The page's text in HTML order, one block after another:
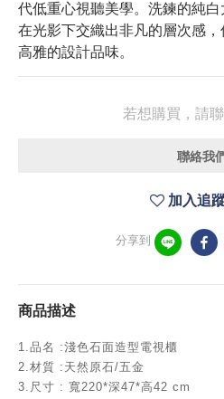
代低重心視聽美學。洗鍊的純
在光影下交織出非凡的層次感，
高雅的設計品味。
若想購買，請聯
聯絡我
加入追
分享到
商品描述
1.品名 :淺色石面造型電視櫃
2.材質 :天然原石/五金
3.尺寸 : 寬220*深47*高42 cm